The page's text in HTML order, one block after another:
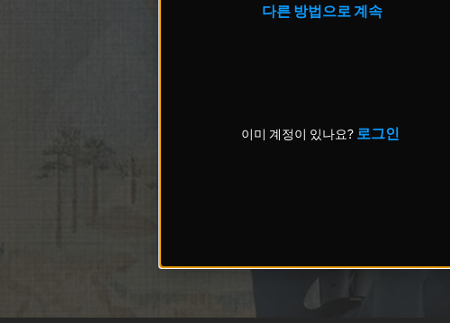
다른 방법으로 계속
이미 계정이 있나요? 로그인